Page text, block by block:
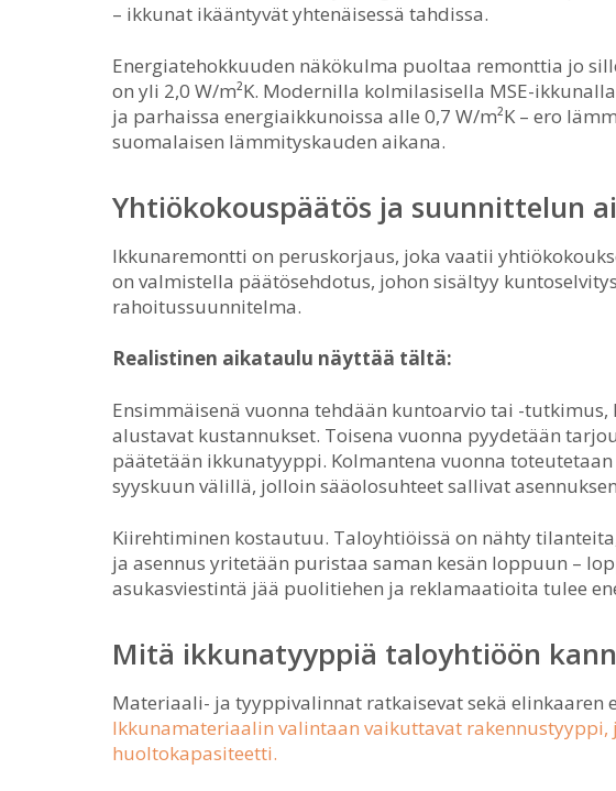
– ikkunat ikääntyvät yhtenäisessä tahdissa.
Energiatehokkuuden näkökulma puoltaa remonttia jo
on yli 2,0 W/m²K. Modernilla kolmilasisella MSE-
ja parhaissa energiaikkunoissa alle 0,7 W/m²K – ero
suomalaisen lämmityskauden aikana.
Yhtiökokouspäätös ja suunnittelun
Ikkunaremontti on peruskorjaus, joka vaatii
on valmistella päätösehdotus, johon sisältyy
rahoitussuunnitelma.
Realistinen aikataulu näyttää tältä:
Ensimmäisenä vuonna tehdään kuntoarvio tai -
alustavat kustannukset. Toisena vuonna pyydetään
päätetään ikkunatyyppi. Kolmantena vuonna
syyskuun välillä, jolloin sääolosuhteet sallivat
Kiirehtiminen kostautuu. Taloyhtiöissä on nähty
ja asennus yritetään puristaa saman kesän loppuun –
asukasviestintä jää puolitiehen ja reklamaatioita tulee
Mitä ikkunatyyppiä taloyhtiöön
Materiaali- ja tyyppivalinnat ratkaisevat sekä elinkaaren
Ikkunamateriaalin valintaan vaikuttavat
huoltokapasiteetti.